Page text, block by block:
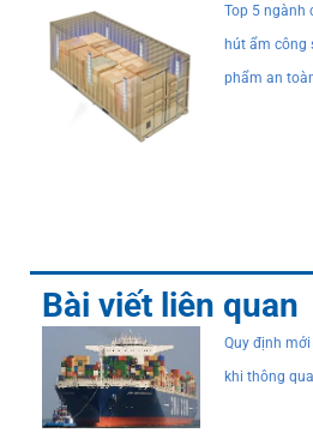
Top 5 ngành
hút ẩm công
phẩm an
Bài viết liên quan
Quy định
khi thông